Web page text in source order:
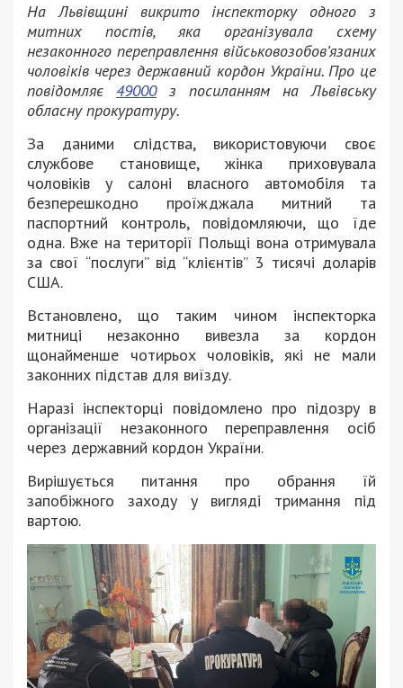
На Львівщині викрито інспекторку одного з
митних постів, яка організувала схему
незаконного переправлення військовозобов’язаних
чоловіків через державний кордон України. Про це
повідомляє 49000з посиланням на Львівську
обласну прокуратуру.
За даними слідства, використовуючи своє
службове становище, жінка приховувала
чоловіків у салоні власного автомобіля та
безперешкодно проїжджала митний та
паспортний контроль, повідомляючи, що їде
одна. Вже на території Польщі вона отримувала
за свої “послуги” від “клієнтів” 3 тисячі доларів
США.
Встановлено, що таким чином інспекторка
митниці незаконно вивезла за кордон
щонайменше чотирьох чоловіків, які не мали
законних підстав для виїзду.
Наразі інспекторці повідомлено про підозру в
організації незаконного переправлення осіб
через державний кордон України.
Вирішується питання про обрання їй
запобіжного заходу у вигляді тримання під
вартою.